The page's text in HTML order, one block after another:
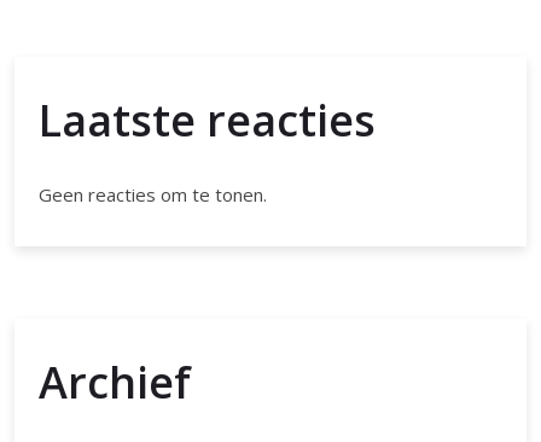
Laatste reacties
Geen reacties om te tonen.
Archief